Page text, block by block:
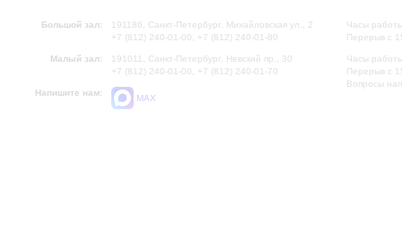
Большой зал:
191186, Санкт-Петербург, Михайловская ул., 2
+7 (812) 240-01-00, +7 (812) 240-01-80
Малый зал:
191011, Санкт-Петербург, Невский пр., 30
+7 (812) 240-01-00, +7 (812) 240-01-70
Напишите нам:
MAX
Часы
Перерыв с
Часы
Перерыв с
Вопросы